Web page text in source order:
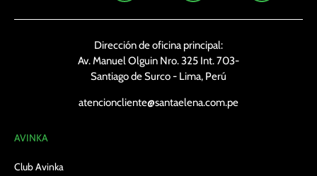
Dirección de oficina principal:
Av. Manuel Olguin Nro. 325 Int. 703-
Santiago de Surco - Lima, Perú
atencioncliente@santaelena.com.pe
AVINKA
Club Avinka